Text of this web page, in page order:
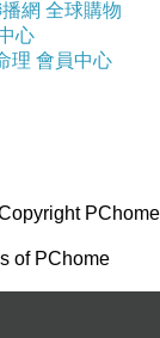
網 全球購物
心
理 會員中心
PChome
of PChome